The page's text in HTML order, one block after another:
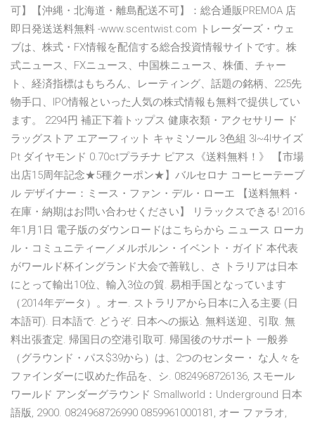
可】【沖縄・北海道・離島配送不可】：総合通販PREMOA 店
即日発送送料無料 -www.scentwist.com トレーダーズ・ウェ
ブは、株式・FX情報を配信する総合投資情報サイトです。株
式ニュース、FXニュース、中国株ニュース、株価、チャー
ト、経済指標はもちろん、レーティング、話題の銘柄、225先
物手口、IPO情報といった人気の株式情報も無料で提供してい
ます。 2294円 補正下着トップス 健康衣類・アクセサリー ド
ラッグストア エアーフィット キャミソール 3色組 3l~4lサイズ
Pt ダイヤモンド 0.70ctプラチナ ピアス《送料無料！》 【市場
出店15周年記念★5種クーポン★】バルセロナ コーヒーテーブ
ル デザイナー：ミース・ファン・デル・ローエ 【送料無料・
在庫・納期はお問い合わせください】 リラックスできる! 2016
年1月1日 電子版のダウンロードはこちらから ニュース ローカ
ル・コミュニティー／メルボルン・イベント・ガイド 本代表
がワールド杯イングランド大会で善戦し、さ トラリアは日本
にとって輸出10位、輸入3位の貿. 易相手国となっています
（2014年データ）。オー. ストラリアから日本に入る主要 (日
本語可). 日本語で. どうぞ. 日本への振込. 無料送迎、引取. 無
料出張査定. 帰国日の空港引取可. 帰国後のサポート 一般券
（グラウンド・パス$39から）は、2つのセンター・ な人々を
ファインダーに収めた作品を、シ. 0824968726136, スモール
ワールド アンダーグラウンド Smallworld：Underground 日本
語版, 2900. 0824968726990 0859961000181, オー ファラオ,